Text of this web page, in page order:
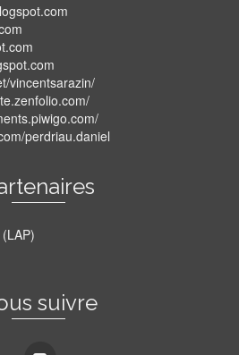
vincentsarazin/
perdriau.daniel
suivre